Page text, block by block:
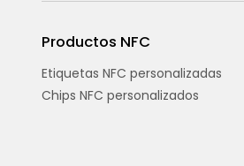
Productos NFC
Etiquetas NFC personalizadas
Chips NFC personalizados